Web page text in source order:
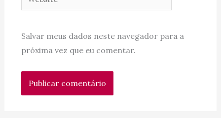
Salvar meus dados neste navegador para a
próxima vez que eu comentar.